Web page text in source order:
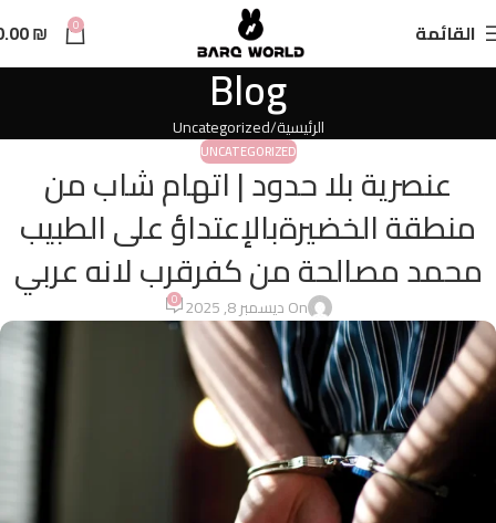
القائمة 0
₪
Blogالرئيسية Uncategorized
UNCATEGORIZED
عنصرية بلا حدود | اتهام شاب من
منطقة الخضيرةبالإعتداؤ على الطبيب
محمد مصالحة من كفرقرب لانه عربي
On ديسمبر 8, 2025 0